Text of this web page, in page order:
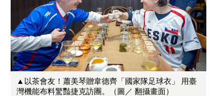
▲以茶會友！蕭美琴贈韋德齊「國家隊足球衣」 用臺
灣機能布料驚豔捷克訪團。（圖／ 翻攝畫面）